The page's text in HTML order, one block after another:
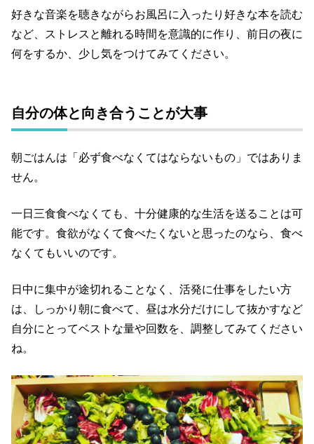
好きな音楽を聴きながらお風呂に入ったり好きな本を読む
など、ストレスと離れる時間を意識的に作り、前日の夜に
何をするか、少し気をつけてみてください。
自分の体と向き合うことが大事
朝ごはんは「必ず食べなくてはならないもの」ではありま
せん。
一日三食食べなくても、十分健康的な生活を送ることは可
能です。 食欲がなくて食べたくないと思ったのなら、食べ
なくてもいいのです。
日中に集中が途切れることなく、活発に仕事をしたい方
は、しっかり朝に食べて、昼は水分だけにして抜かすなど
自分にとってベストな量や回数を、調整してみてください
ね。